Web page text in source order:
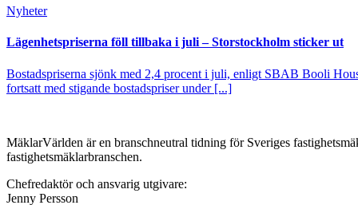
Nyheter
Lägenhetspriserna föll tillbaka i juli – Storstockholm sticker ut
Bostadspriserna sjönk med 2,4 procent i juli, enligt SBAB Booli
fortsatt med stigande bostadspriser under [...]
MäklarVärlden är en branschneutral tidning för Sveriges
fastighetsmäklarbranschen.
Chefredaktör och ansvarig utgivare:
Jenny Persson